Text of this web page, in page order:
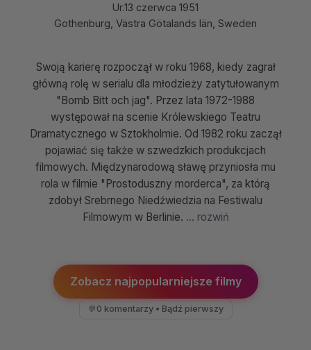
Ur.13 czerwca 1951
Gothenburg, Västra Götalands län, Sweden
Swoją karierę rozpoczął w roku 1968, kiedy zagrał
główną rolę w serialu dla młodzieży zatytułowanym
"Bomb Bitt och jag". Przez lata 1972-1988
występował na scenie Królewskiego Teatru
Dramatycznego w Sztokholmie. Od 1982 roku zaczął
pojawiać się także w szwedzkich produkcjach
filmowych. Międzynarodową sławę przyniosła mu
rola w filmie "Prostoduszny morderca", za którą
zdobył Srebrnego Niedźwiedzia na Festiwalu
Filmowym w Berlinie. ... rozwiń
Zobacz najpopularniejsze filmy
💬 0 komentarzy • Bądź pierwszy